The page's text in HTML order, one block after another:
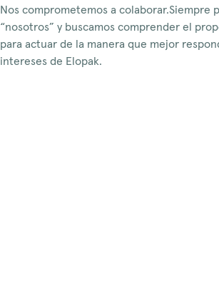
Nos comprometemos a colaborar.Siempre
“nosotros” y buscamos comprender el
para actuar de la manera que mejor
intereses de Elopak.